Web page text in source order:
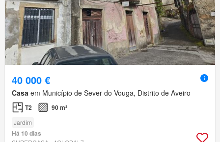
40 000 €
Casa em Município de Sever do Vouga, Distrito de Aveiro
T2 90 m²
Jardim
Há 10 dias